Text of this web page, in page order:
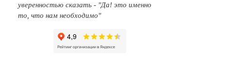
уверенностью сказать - "Да! это именно
то, что нам необходимо"